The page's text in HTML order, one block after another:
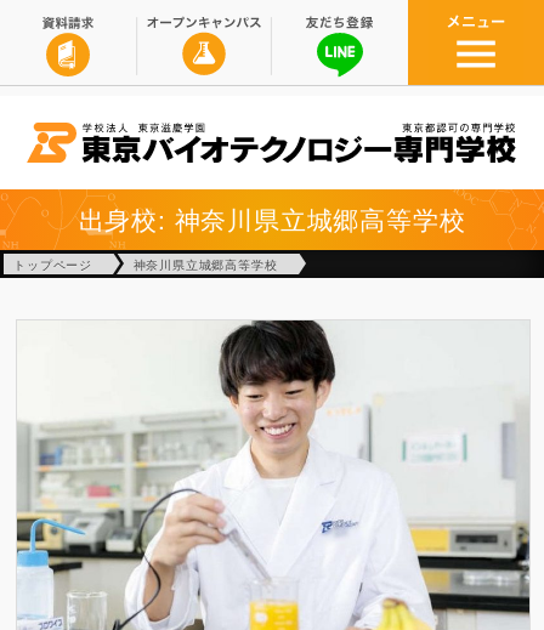
出身校: 神奈川県立城郷高等学校
トップページ 神奈川県立城郷高等学校